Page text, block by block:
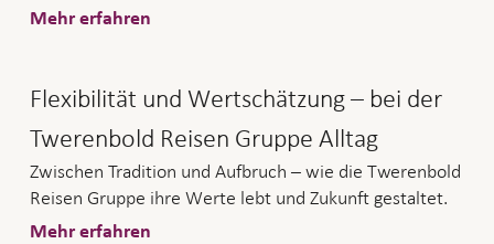
Mehr erfahren
Flexibilität und Wert­schätzung – bei der
Twerenbold Reisen Gruppe Alltag
Zwischen Tradition und Aufbruch – wie die Twerenbold
Reisen Gruppe ihre Werte lebt und Zukunft gestaltet.
Mehr erfahren